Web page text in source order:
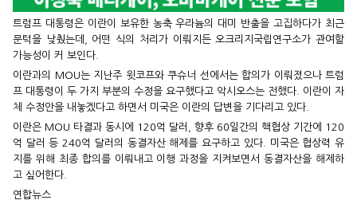
트럼프 대통령은 이란이 보유한 농축 우라늄의 대미 반출을 고집하다가 최근
문턱을 낮췄는데, 어떤 식의 처리가 이뤄지든 오크리지국립연구소가 관여할
가능성이 커 보인다.
이란과의 MOU는 지난주 윗코프와 쿠슈너 선에서는 합의가 이뤄졌으나 트럼
프 대통령이 두 가지 부분의 수정을 요구했다고 악시오스는 전했다. 이란이 자
체 수정안을 내놓겠다고 하면서 미국은 이란의 답변을 기다리고 있다.
이란은 MOU 타결과 동시에 120억 달러, 향후 60일간의 핵협상 기간에 120
억 달러 등 240억 달러의 동결자산 해제를 요구하고 있다. 미국은 협상력 유
지를 위해 최종 합의를 이뤄내고 이행 과정을 지켜보면서 동결자산을 해제하
고 싶어한다.
연합뉴스